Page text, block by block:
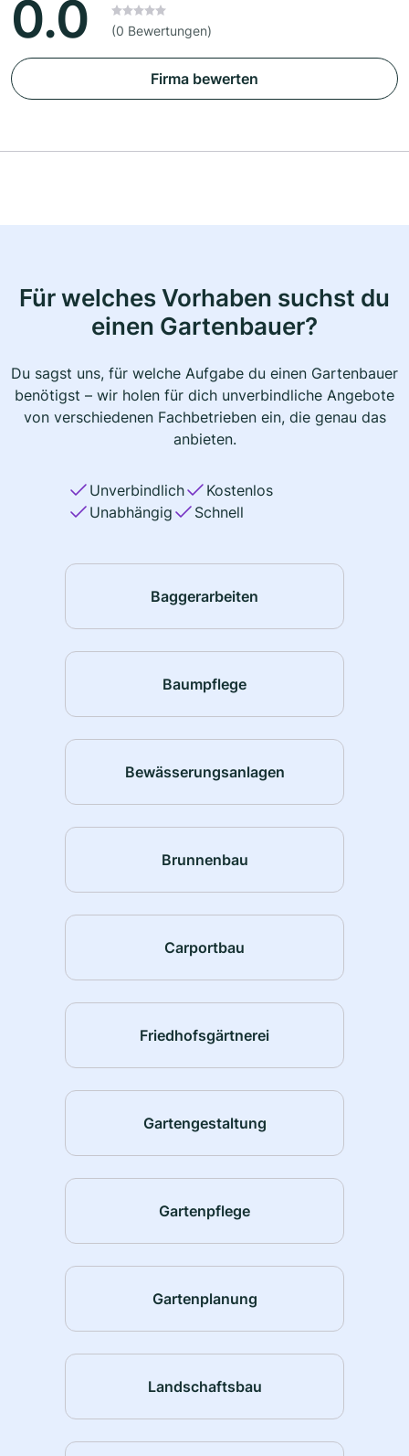
0.0 (0 Bewertungen)
Firma bewerten
Für welches Vorhaben suchst du
einen Gartenbauer?
Du sagst uns, für welche Aufgabe du einen Gartenbauer
benötigst – wir holen für dich unverbindliche Angebote
von verschiedenen Fachbetrieben ein, die genau das
anbieten.
Unverbindlich
Kostenlos
Unabhängig
Schnell
Baggerarbeiten
Baumpflege
Bewässerungsanlagen
Brunnenbau
Carportbau
Friedhofsgärtnerei
Gartengestaltung
Gartenpflege
Gartenplanung
Landschaftsbau